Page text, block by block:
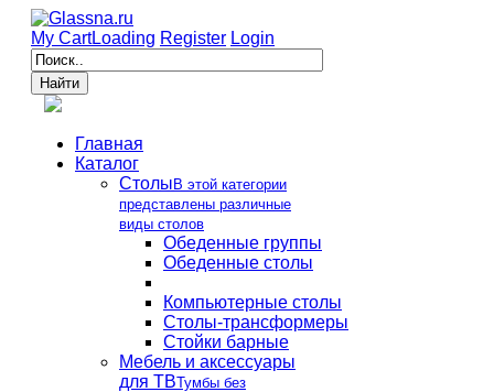
My CartLoading Register Login
Главная
Каталог
Столы В этой категории
представлены различные
виды столов
Обеденные группы
Обеденные столы
Компьютерные столы
Столы-трансформеры
Стойки барные
Мебель и аксессуары
для ТВТумбы без